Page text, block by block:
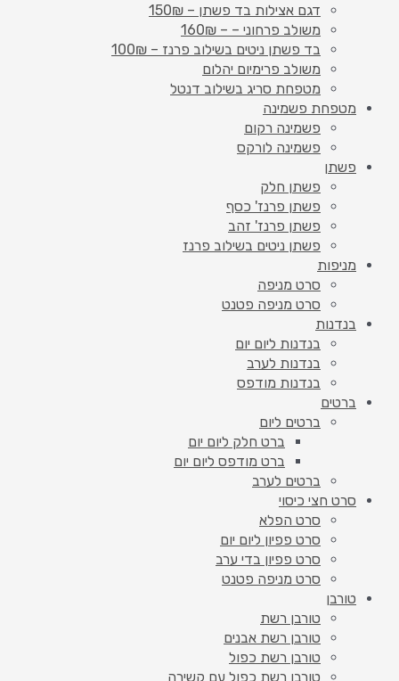
דגם אצילות בד פשתן – 150₪
משולב פרחוני – – 160₪
בד פשתן ניטים בשילוב פרנז – 100₪
משולב פרימיום יהלום
מטפחת סריג בשילוב דנטל
מטפחת פשמינה
פשמינה רקום
פשמינה לורקס
פשתן
פשתן חלק
פשתן פרנז' כסף
פשתן פרנז' זהב
פשתן ניטים בשילוב פרנז
מניפות
סרט מניפה
סרט מניפה פטנט
בנדנות
בנדנות ליום יום
בנדנות לערב
בנדנות מודפס
ברטים
ברטים ליום
ברט חלק ליום יום
ברט מודפס ליום יום
ברטים לערב
סרט חצי כיסוי
סרט הפלא
סרט פפיון ליום יום
סרט פפיון בדי ערב
סרט מניפה פטנט
טורבן
טורבן רשת
טורבן רשת אבנים
טורבן רשת כפול
טורבן רשת כפול עם קשירה